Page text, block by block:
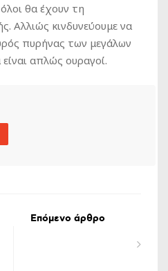
θα έχουν τη
Αλλιώς κινδυνεύουμε να
πυρήνας των μεγάλων
απλώς ουραγοί.
Επόμενο άρθρο